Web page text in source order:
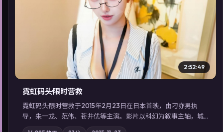
▶
2:52:49
霓虹码头·限时营救
霓虹码头·限时营救于2015年2月23日在日本首映，由刁亦男执
导，朱一龙、范伟、苍井优等主演。影片以科幻为叙事主轴，城
市霓虹背后，有人用规则改写命运；摄影与配乐强化地域气质；